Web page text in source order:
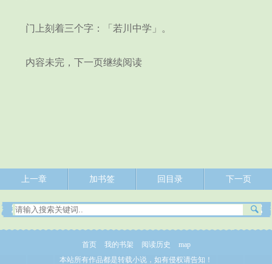
门上刻着三个字：「若川中学」。
内容未完，下一页继续阅读
上一章 加书签 回目录 下一页
首页 我的书架 阅读历史
map
本站所有作品都是转载小说，如有侵权请告知！